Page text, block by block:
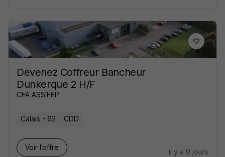
Devenez Coffreur Bancheur
Dunkerque 2 H/F
CFA ASSIFEP
Calais - 62 CDD
Voir l’offre
il y a 9 jours